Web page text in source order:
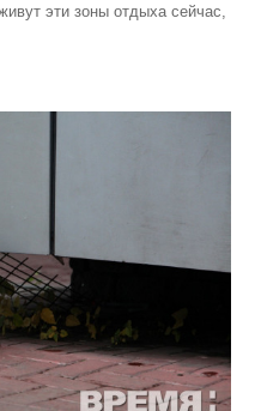
эти зоны отдыха сейчас,